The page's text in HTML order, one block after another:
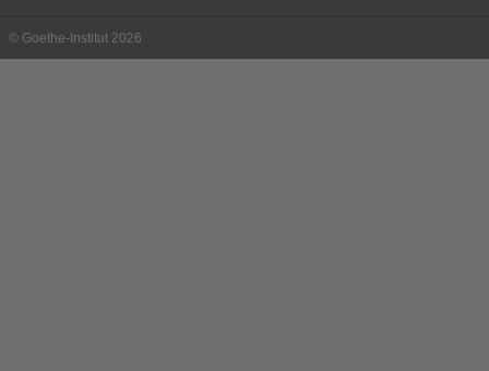
© Goethe-Institut 2026